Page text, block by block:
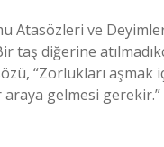
Atasözleri ve
taş diğerine
“Zorlukları aşmak
gelmesi gerekir.”